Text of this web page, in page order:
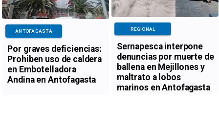
Por graves deficiencias:
Prohiben uso de caldera
en Embotelladora
Andina en Antofagasta
ANTOFAGASTA
Sernapesca interpone
denuncias por muerte de
ballena en Mejillones y
maltrato a lobos
marinos en Antofagasta
REGIONAL